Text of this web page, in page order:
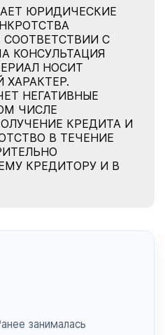
ЮРИДИЧЕСКИЕ
С
КОНСУЛЬТАЦИЯ
НОСИТ
НЕГАТИВНЫЕ
ЧИСЛЕ
КРЕДИТА И
В ТЕЧЕНИЕ
КРЕДИТОРУ И В
занималась